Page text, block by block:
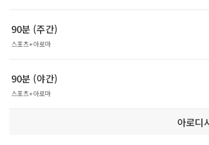
90분 (주간)
스포츠+아로마
90분 (야간)
스포츠+아로마
아로디